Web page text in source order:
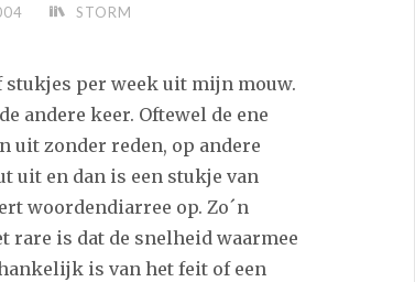
STORM
per week uit mijn mouw.
andere keer. Oftewel de ene
uit zonder reden, op andere
uit en dan is een stukje van
woordendiarree op. Zo´n
rare is dat de snelheid waarmee
is van het feit of een